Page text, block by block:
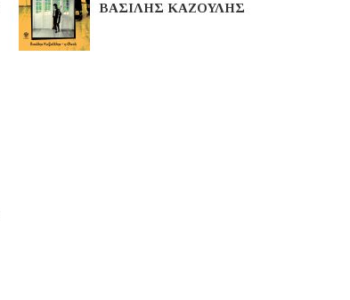
ΒΑΣΙΛΗΣ ΚΑΖΟΥΛΗΣ